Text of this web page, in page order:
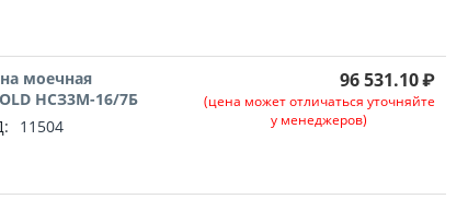
моечная
НСЗ3М-16/7Б
11504
96 531.10₽
(цена может отличаться уточняйте
у менеджеров)